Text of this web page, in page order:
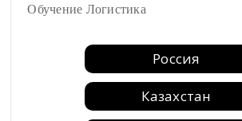
Обучение Логистика
Россия
Казахстан